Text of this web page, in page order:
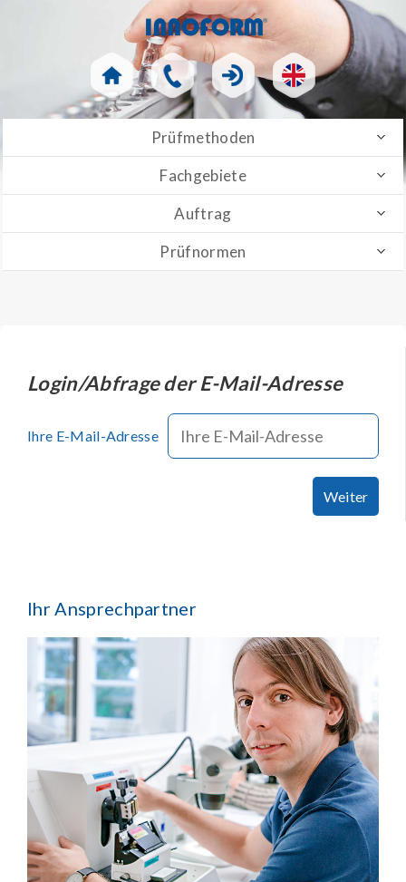
Prüfmethoden
Fachgebiete
Auftrag
Prüfnormen
Login/Abfrage der E-Mail-Adresse
Ihre E-Mail-Adresse
Weiter
Ihr Ansprechpartner